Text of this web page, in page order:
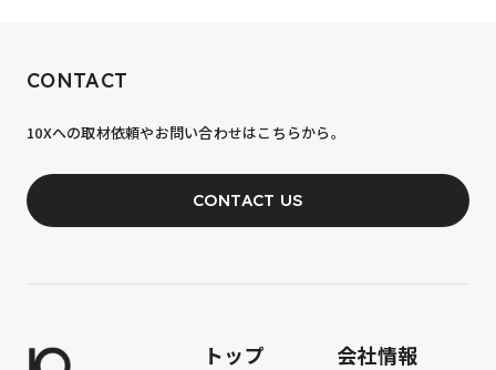
あなたの力が、必要です。
JOIN OUR TEAM
CONTACT
10Xへの取材依頼やお問い合わせはこちらから。
CONTACT US
トップ
会社情報